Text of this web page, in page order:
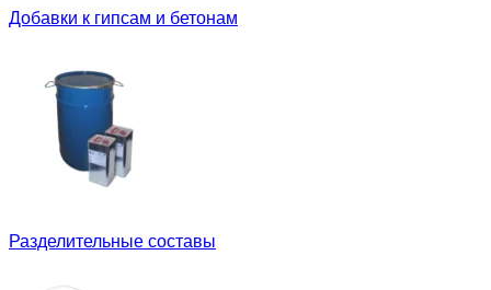
Добавки к гипсам и бетонам
Разделительные составы